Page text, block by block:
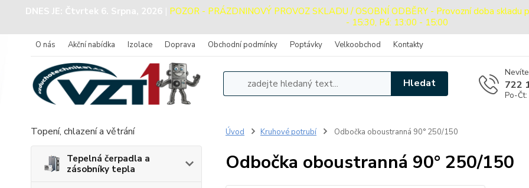
DNES JE: Čtvrtek 6. Srpna, 2026 | POZOR - PRÁZDNINOVÝ PROVOZ SKLADU / OSOBNÍ ODBĚRY - Provozní doba
- 15:30, Pá: 13:00 - 15:00
O nás Akční nabídka Izolace Doprava Obchodní podmínky Poptávky Velkoobchod Kontakty
Hledat 722
Po-
Topení, chlazení a větrání
Tepelná čerpadla a
zásobníky tepla
Úvod Kruhové potrubí Odbočka oboustranná 90° 250/150
Odbočka oboustranná 90° 250/150